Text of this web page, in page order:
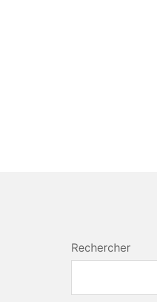
Rechercher